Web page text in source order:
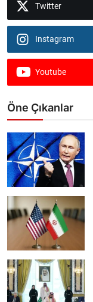
Twitter
Instagram
Youtube
Öne Çıkanlar